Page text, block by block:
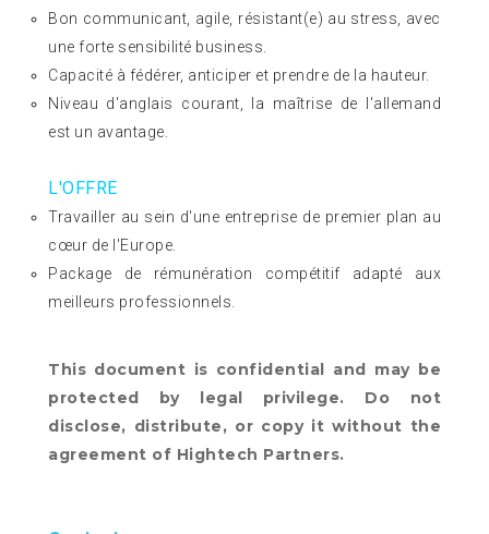
Bon communicant, agile, résistant(e) au stress, avec
une forte sensibilité business.
Capacité à fédérer, anticiper et prendre de la hauteur.
Niveau d'anglais courant, la maîtrise de l'allemand
est un avantage.
L'OFFRE
Travailler au sein d'une entreprise de premier plan au
cœur de l'Europe.
Package de rémunération compétitif adapté aux
meilleurs professionnels.
This document is confidential and may be
protected by legal privilege. Do not
disclose, distribute, or copy it without the
agreement of Hightech Partners.